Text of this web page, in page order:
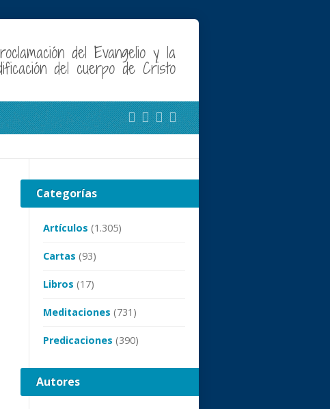
del Evangelio y la
del cuerpo de Cristo
Categorías
Artículos (1.305)
Cartas (93)
Libros (17)
Meditaciones (731)
Predicaciones (390)
Autores